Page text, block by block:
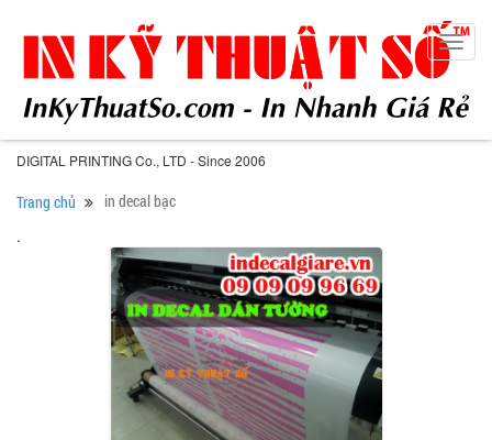
DIGITAL PRINTING Co., LTD - Since 2006
Trang chủ in decal bạc
.